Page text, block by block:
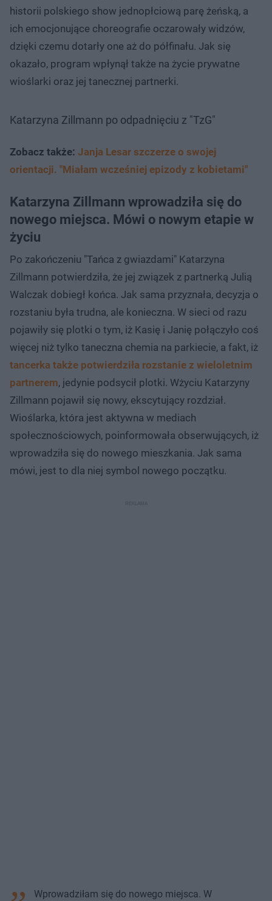
historii polskiego show jednopłciową parę żeńską, a
ich emocjonujące choreografie oczarowały widzów,
dzięki czemu dotarły one aż do półfinału. Jak się
okazało, program wpłynął także na życie prywatne
wioślarki oraz jej tanecznej partnerki.
Katarzyna Zillmann po odpadnięciu z "TzG"
Zobacz także: Janja Lesar szczerze o swojej
orientacji. "Miałam wcześniej epizody z kobietami"
Katarzyna Zillmann wprowadziła się do
nowego miejsca. Mówi o nowym etapie w
życiu
Po zakończeniu "Tańca z gwiazdami" Katarzyna
Zillmann potwierdziła, że jej związek z partnerką Julią
Walczak dobiegł końca. Jak sama przyznała, decyzja o
rozstaniu była trudna, ale konieczna. W sieci od razu
pojawiły się plotki o tym, iż Kasię i Janię połączyło coś
więcej niż tylko taneczna chemia na parkiecie, a fakt, iż
tancerka także potwierdziła rozstanie z wieloletnim
partnerem, jedynie podsycił plotki. Wżyciu Katarzyny
Zillmann pojawił się nowy, ekscytujący rozdział.
Wioślarka, która jest aktywna w mediach
społecznościowych, poinformowała obserwujących, iż
wprowadziła się do nowego mieszkania. Jak sama
mówi, jest to dla niej symbol nowego początku.
Wprowadziłam się do nowego miejsca. W